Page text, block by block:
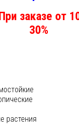
заказе от
30%
растения